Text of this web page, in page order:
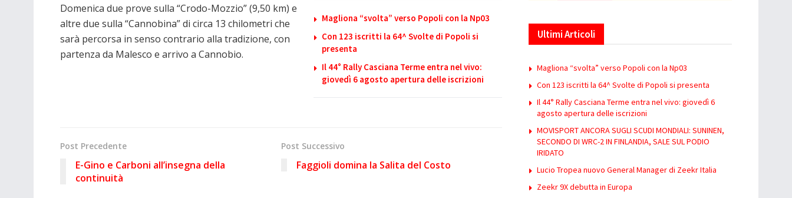
Magliona “svolta” verso Popoli con la Np03
Con 123 iscritti la 64^ Svolte di Popoli si
presenta
Il 44° Rally Casciana Terme entra nel vivo:
giovedì 6 agosto apertura delle iscrizioni
Domenica due prove sulla “Crodo-Mozzio” (9,50 km) e
altre due sulla “Cannobina” di circa 13 chilometri che
sarà percorsa in senso contrario alla tradizione, con
partenza da Malesco e arrivo a Cannobio.
Post Precedente
E-Gino e Carboni all’insegna della
continuità
Post Successivo
Faggioli domina la Salita del Costo
Ultimi Articoli
Magliona “svolta” verso Popoli con la Np03
Con 123 iscritti la 64^ Svolte di Popoli si presenta
Il 44° Rally Casciana Terme entra nel vivo: giovedì 6
agosto apertura delle iscrizioni
MOVISPORT ANCORA SUGLI SCUDI MONDIALI: SUNINEN,
SECONDO DI WRC-2 IN FINLANDIA, SALE SUL PODIO
IRIDATO
Lucio Tropea nuovo General Manager di Zeekr Italia
Zeekr 9X debutta in Europa